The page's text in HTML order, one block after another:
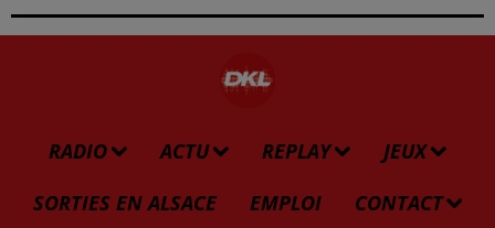
RADIO ACTU REPLAY
JEUX
SORTIES EN ALSACE
EMPLOI CONTACT